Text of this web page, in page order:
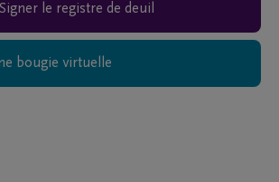
Signer le registre de deuil
bougie virtuelle